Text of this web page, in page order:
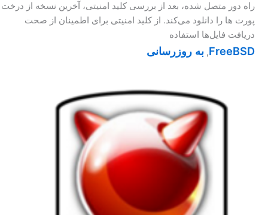
راه دور متصل شده، بعد از بررسی کلید امنیتی، آخرین نسخه از درخت
پورت ها را دانلود می‌کند. از کلید امنیتی برای اطمینان از صحت
دریافت فایل‌ها استفاده
FreeBSD
, به روزرسانی